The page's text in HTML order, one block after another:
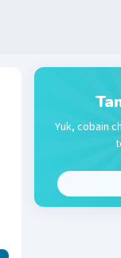
Yuk, cobain